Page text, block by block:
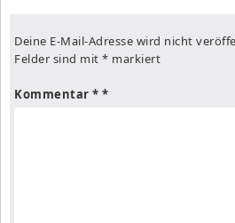
Deine E-Mail-Adresse wird nicht
Felder sind mit * markiert
Kommentar *